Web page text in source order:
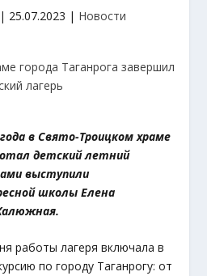
| 25.07.2023 | Новости
в Свято-Троицком храме
детский летний
выступили
школы Елена
работы лагеря включала в
по городу Таганрогу: от